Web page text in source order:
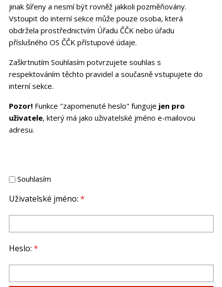
jinak šířeny a nesmí být rovněž jakkoli pozměňovány.
Vstoupit do interní sekce může pouze osoba, která
obdržela prostřednictvím Úřadu ČČK nebo úřadu
příslušného OS ČČK přístupové údaje.
Zaškrtnutím Souhlasím potvrzujete souhlas s
respektováním těchto pravidel a současně vstupujete do
interní sekce.
Pozor!Funkce "zapomenuté heslo" funguje jen pro
uživatele, který má jako uživatelské jméno e-mailovou
adresu.
Souhlasím
Uživatelské jméno: *
Heslo: *